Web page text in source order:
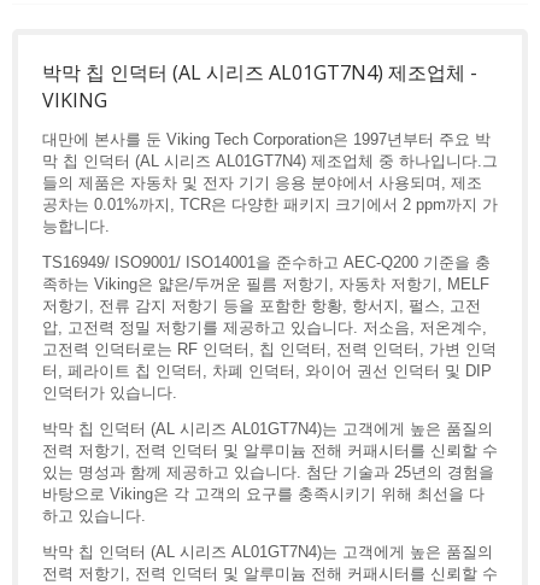
박막 칩 인덕터 (AL 시리즈 AL01GT7N4) 제조업체 -
VIKING
대만에 본사를 둔 Viking Tech Corporation은 1997년부터 주요 박
막 칩 인덕터 (AL 시리즈 AL01GT7N4) 제조업체 중 하나입니다.그
들의 제품은 자동차 및 전자 기기 응용 분야에서 사용되며, 제조
공차는 0.01%까지, TCR은 다양한 패키지 크기에서 2 ppm까지 가
능합니다.
TS16949/ ISO9001/ ISO14001을 준수하고 AEC-Q200 기준을 충
족하는 Viking은 얇은/두꺼운 필름 저항기, 자동차 저항기, MELF
저항기, 전류 감지 저항기 등을 포함한 항황, 항서지, 펄스, 고전
압, 고전력 정밀 저항기를 제공하고 있습니다. 저소음, 저온계수,
고전력 인덕터로는 RF 인덕터, 칩 인덕터, 전력 인덕터, 가변 인덕
터, 페라이트 칩 인덕터, 차폐 인덕터, 와이어 권선 인덕터 및 DIP
인덕터가 있습니다.
박막 칩 인덕터 (AL 시리즈 AL01GT7N4)는 고객에게 높은 품질의
전력 저항기, 전력 인덕터 및 알루미늄 전해 커패시터를 신뢰할 수
있는 명성과 함께 제공하고 있습니다. 첨단 기술과 25년의 경험을
바탕으로 Viking은 각 고객의 요구를 충족시키기 위해 최선을 다
하고 있습니다.
박막 칩 인덕터 (AL 시리즈 AL01GT7N4)는 고객에게 높은 품질의
전력 저항기, 전력 인덕터 및 알루미늄 전해 커패시터를 신뢰할 수